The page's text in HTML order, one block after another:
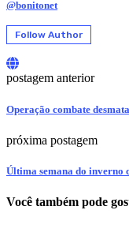
@bonitonet
Follow Author
postagem anterior
Operação combate
próxima postagem
Última semana do inverno
Você também pode